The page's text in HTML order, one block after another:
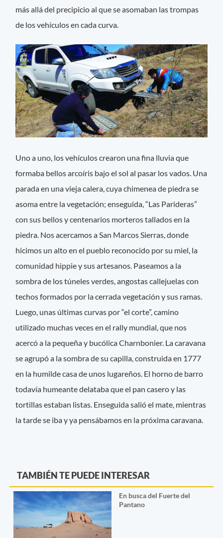
más allá del precipicio al que se asomaban las trompas
de los vehículos en cada curva.
Uno a uno, los vehículos crearon una fina lluvia que
formaba bellos arcoíris bajo el sol al pasar los vados. Una
parada en una vieja calera, cuya chimenea de piedra se
asoma entre la vegetación; enseguida, “Las Parideras”
con sus bellos y centenarios morteros tallados en la
piedra. Nos acercamos a San Marcos Sierras, donde
hicimos un alto en el pueblo reconocido por su miel, la
comunidad hippie y sus artesanos. Paseamos a la
sombra de los túneles verdes, angostas callejuelas con
techos formados por la cerrada vegetación y sus ramas.
Luego, unas últimas curvas por “el corte”, camino
utilizado muchas veces en el rally mundial, que nos
acercó a la pequeña y bucólica Charnbonier. La caravana
se agrupó a la sombra de su capilla, construida en 1777
en la humilde casa de unos lugareños. El horno de barro
todavía humeante delataba que el pan casero y las
tortillas estaban listas. Enseguida salió el mate, mientras
la tarde se iba y ya pensábamos en la próxima caravana.
TAMBIÉN TE PUEDE INTERESAR
En busca del Fuerte del
Pantano